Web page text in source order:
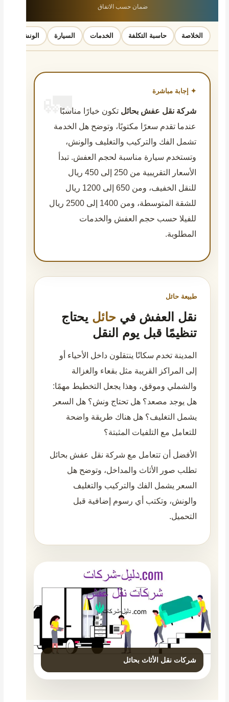
ضمان حسب الاتفاق
الخلاصة حاسبة التكلفة الخدمات السيارة الونش
✦ إجابة مباشرة
شركة نقل عفش بحائل تكون خيارًا مناسبًا
عندما تقدم سعرًا مكتوبًا، وتوضح هل الخدمة
تشمل الفك والتركيب والتغليف والونش،
وتستخدم سيارة مناسبة لحجم العفش. تبدأ
الأسعار التقريبية من 250 إلى 450 ريال
للنقل الخفيف، ومن 650 إلى 1200 ريال
للشقة المتوسطة، ومن 1400 إلى 2500 ريال
للفيلا حسب حجم العفش والخدمات
المطلوبة.
طبيعة حائل
نقل العفش في حائل يحتاج
تنظيمًا قبل يوم النقل
المدينة تخدم سكانًا ينتقلون داخل الأحياء أو
إلى المراكز القريبة مثل بقعاء والغزالة
والشملي وموقق، وهذا يجعل التخطيط مهمًا:
هل يوجد مصعد؟ هل تحتاج ونش؟ هل السعر
يشمل التغليف؟ هل هناك طريقة واضحة
للتعامل مع التلفيات المثبتة؟
الأفضل أن تتعامل مع شركة نقل عفش بحائل
تطلب صور الأثاث والمداخل، وتوضح هل
السعر يشمل الفك والتركيب والتغليف
والونش، وتكتب أي رسوم إضافية قبل
التحميل.